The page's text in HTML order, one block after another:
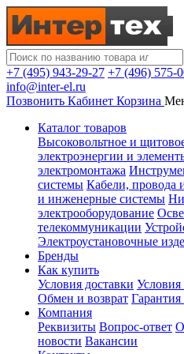
+7 (495) 943-29-27 +7 (496) 575-
info@inter-el.ru
Позвонить Кабинет Корзина
Каталог товаров
Высоковольтное и
электроэнергии и
электромонтажа
системы Кабели, провода
и инженерные системы
электрооборудование
телекоммуникации
Электроустановочные
Бренды
Как купить
Условия доставки
Обмен и возврат
Компания
Реквизиты Вопрос-ответ
новости Вакансии